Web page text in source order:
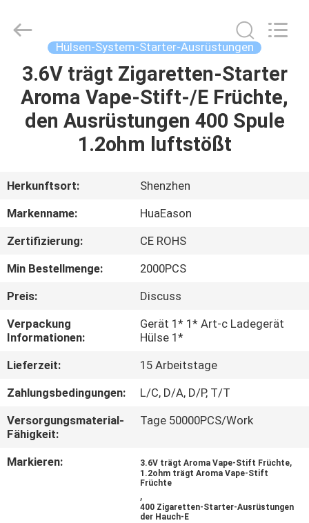
HAUS
PRODUKTE
ÜBER
FABRIK-
AUSFLUG
QUALITÄTSKONTROLLE
FORDERN
EIN
ZITAT
Copyright
Shenzhen
Huayixing
Technology
Hülsen-System-Starter-Ausrüstungen
3.6V trägt Zigaretten-Starter
Aroma Vape-Stift-/E Früchte,
den Ausrüstungen 400 Spule
1.2ohm luftstößt
Herkunftsort:
Shenzhen
Markenname:
HuaEason
Zertifizierung:
CE ROHS
Min Bestellmenge:
2000PCS
Preis:
Discuss
Verpackung
Informationen:
Gerät 1* 1* Art-c Ladegerät
Hülse 1*
Lieferzeit:
15 Arbeitstage
Zahlungsbedingungen:
L/C, D/A, D/P, T/T
Versorgungsmaterial-
Fähigkeit:
Tage 50000PCS/Work
Markieren: 3.6V trägt Aroma Vape-Stift Früchte,
1.2ohm trägt Aroma Vape-Stift
Früchte
,
400 Zigaretten-Starter-Ausrüstungen
der Hauch-E